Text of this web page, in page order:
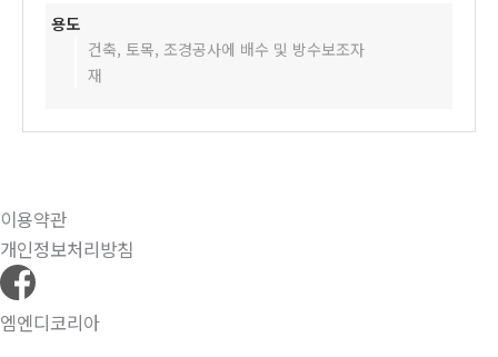
용도
건축, 토목, 조경공사에 배수 및 방수보조자
재
이용약관
개인정보처리방침
엠엔디코리아